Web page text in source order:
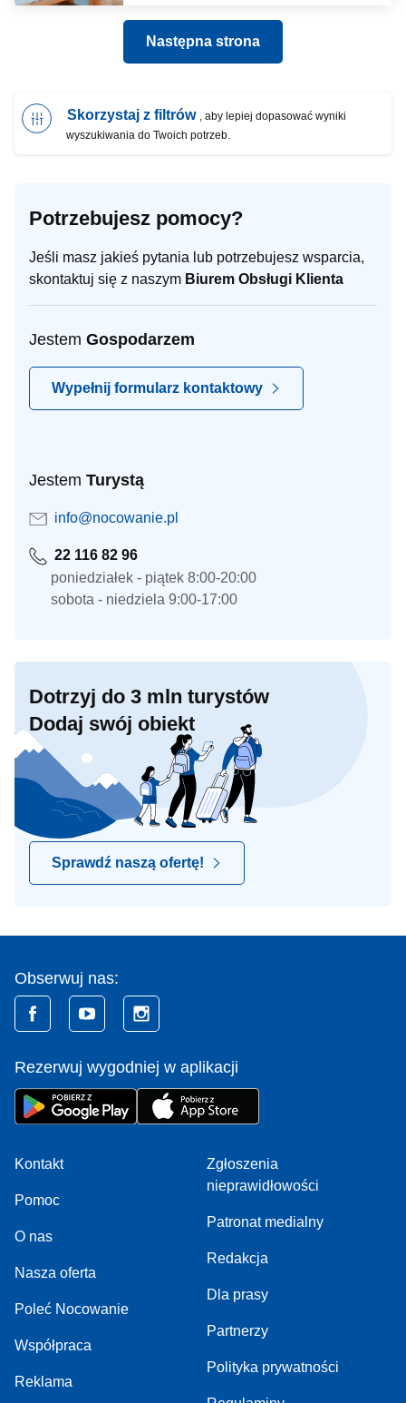
Następna strona
Skorzystaj z filtrów , aby lepiej dopasować wyniki
wyszukiwania do Twoich potrzeb.
Potrzebujesz pomocy?
Jeśli masz jakieś pytania lub potrzebujesz wsparcia,
skontaktuj się z naszym Biurem Obsługi Klienta
Jestem Gospodarzem
Wypełnij formularz kontaktowy
Jestem Turystą
info@nocowanie.pl
22 116 82 96
poniedziałek - piątek 8:00-20:00
sobota - niedziela 9:00-17:00
Dotrzyj do 3 mln turystów
Dodaj swój obiekt
Sprawdź naszą ofertę!
Obserwuj nas:
Rezerwuj wygodniej w aplikacji
Kontakt
Pomoc
O nas
Nasza oferta
Poleć Nocowanie
Współpraca
Reklama
Zgłoszenia
nieprawidłowości
Patronat medialny
Redakcja
Dla prasy
Partnerzy
Polityka prywatności